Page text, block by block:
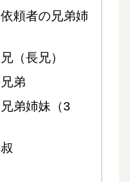
依頼者の兄弟姉
兄（長兄）
兄弟
兄弟姉妹（3
叔